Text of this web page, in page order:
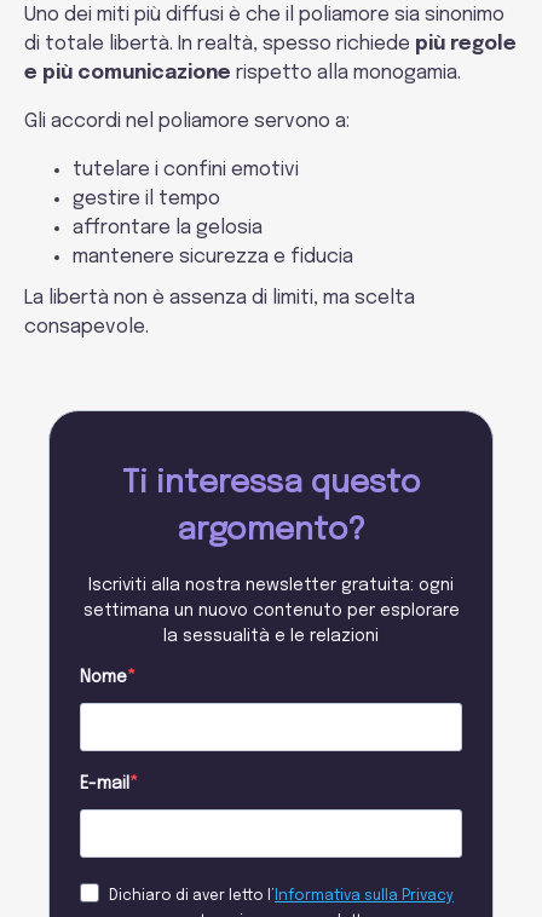
Uno dei miti più diffusi è che il poliamore sia sinonimo
di totale libertà. In realtà, spesso richiede più regole
e più comunicazione rispetto alla monogamia.
Gli accordi nel poliamore servono a:
tutelare i confini emotivi
gestire il tempo
affrontare la gelosia
mantenere sicurezza e fiducia
La libertà non è assenza di limiti, ma scelta
consapevole.